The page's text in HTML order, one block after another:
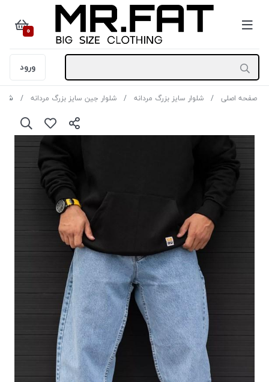
0
ورود
صفحه اصلی شلوار سایز بزرگ مردانه شلوار جین سایز بزرگ مردانه